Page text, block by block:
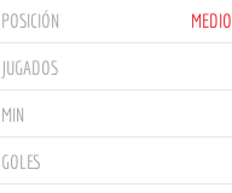
POSICIÓN
JUGADOS
MIN
GOLES